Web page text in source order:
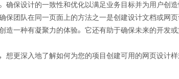
如何创建网页设计风格
保设计的一致性和优化以满足业务目标并为用户创造
团队在同一页面上的方法之一是创建设计文档或网页
造一种有凝聚力的体验。它还有助于确保未来的开发
更深入地了解如何为您的项目创建可用的网页设计样